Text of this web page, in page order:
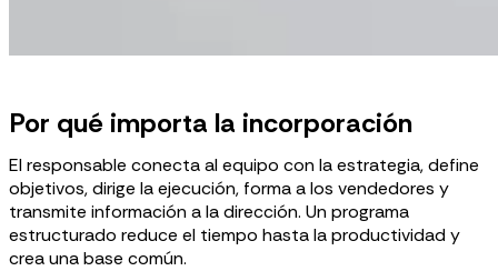
Por qué importa la incorporación
El responsable conecta al equipo con la estrategia, define
objetivos, dirige la ejecución, forma a los vendedores y
transmite información a la dirección. Un programa
estructurado reduce el tiempo hasta la productividad y
crea una base común.